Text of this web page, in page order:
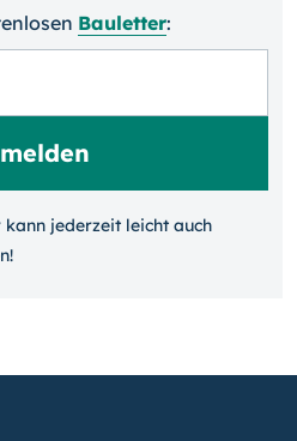
Bauletter:
jeder­zeit leicht auch